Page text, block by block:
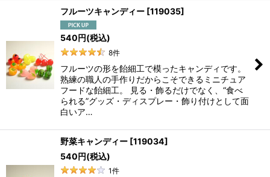
フルーツキャンディー [119035]
540円(税込)
8件
フルーツの形を飴細工で模ったキャンディです。
熟練の職人の手作りだからこそできるミニチュア
フードな飴細工。 見る・飾るだけでなく、“食べ
られる”グッズ・ディスプレー・飾り付けとして面
白いア…
野菜キャンディー [119034]
540円(税込)
1件